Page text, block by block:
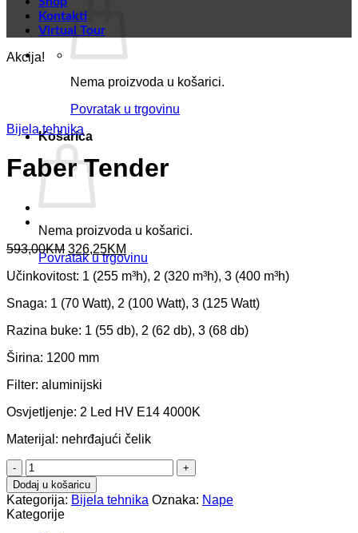
Nema proizvoda u košarici.
Povratak u trgovinu
Košarica
Nema proizvoda u košarici.
Povratak u trgovinu
Kontakti
Virtual Tour
Akcija!
Bijela tehnika
Faber Tender
593,00KM Original
price
was:
326,25KM
price
is:
Učinkovitost: 1 (255 m³h), 2 (320 m³h), 3 (400 m³h)
Snaga: 1 (70 Watt), 2 (100 Watt), 3 (125 Watt)
Razina buke: 1 (55 db), 2 (62 db), 3 (68 db)
Širina: 1200 mm
Filter: aluminijski
Osvjetljenje: 2 Led HV E14 4000K
Materijal: nehrđajući čelik
Faber
Tender
količina
Dodaj u košaricu
Kategorija: Bijela tehnika Oznaka: Nape
Kategorije